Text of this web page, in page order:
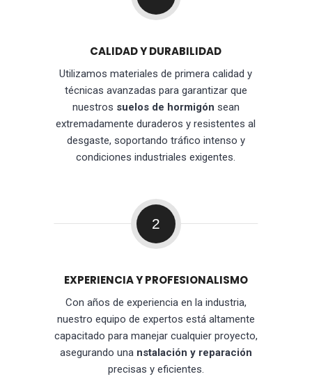
CALIDAD Y DURABILIDAD
Utilizamos materiales de primera calidad y
técnicas avanzadas para garantizar que
nuestros suelos de hormigón sean
extremadamente duraderos y resistentes al
desgaste, soportando tráfico intenso y
condiciones industriales exigentes.
2
EXPERIENCIA Y PROFESIONALISMO
Con años de experiencia en la industria,
nuestro equipo de expertos está altamente
capacitado para manejar cualquier proyecto,
asegurando una nstalación y reparación
precisas y eficientes.